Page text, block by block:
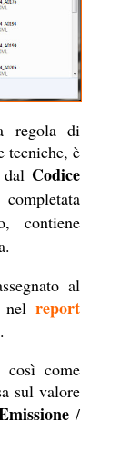
regola di
tecniche, è
Codice
contiene
al
report
così come
sul valore
/